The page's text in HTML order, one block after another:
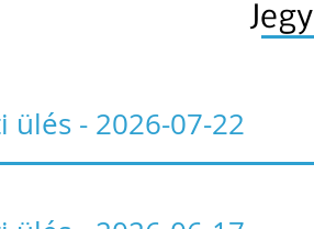
ülés - 2026-07-22